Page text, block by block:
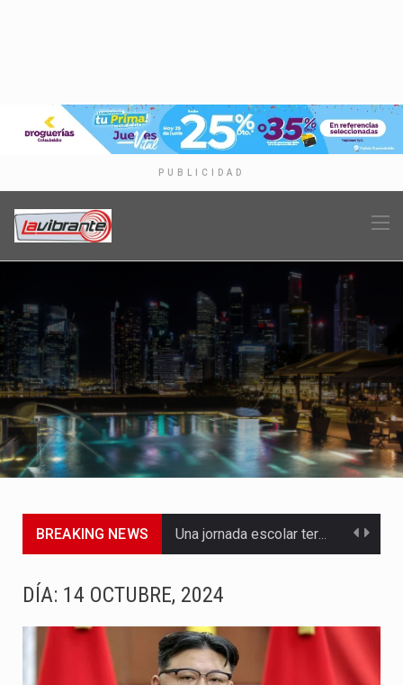
PUBLICIDAD
BREAKING NEWS Una jornada escolar terminó en tragedia este viernes 7 de…
Abelardo de la Espriella asumió este viernes 7 de agosto…
DÍA: 14 OCTUBRE, 2024